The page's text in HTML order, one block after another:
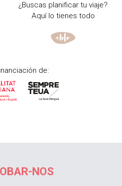
¿Buscas planificar tu viaje?
Aquí lo tienes todo
de:
NOS